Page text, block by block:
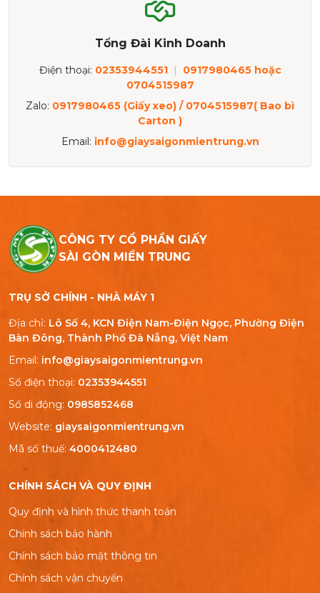
Tổng Đài Kinh Doanh
Điện thoại: 02353944551 |
0917980465 hoặc
0704515987
Zalo: 0917980465 (Giấy xeo) / 0704515987( Bao bì
Carton )
Email: info@giaysaigonmientrung.vn
CÔNG TY CỔ PHẦN GIẤY
SÀI GÒN MIỀN TRUNG
TRỤ SỞ CHÍNH - NHÀ MÁY 1
Địa chỉ: Lô Số 4, KCN Điện Nam-Điện Ngọc, Phường Điện
Bàn Đông, Thành Phố Đà Nẵng, Việt Nam
Email: info@giaysaigonmientrung.vn
Số điện thoại: 02353944551
Số di động: 0985852468
Website: giaysaigonmientrung.vn
Mã số thuế: 4000412480
CHÍNH SÁCH VÀ QUY ĐỊNH
Quy định và hình thức thanh toán
Chính sách bảo hành
Chính sách bảo mật thông tin
Chính sách vận chuyển